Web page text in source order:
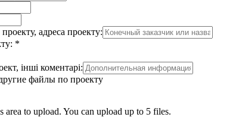
адреса проекту:
*
інші коментарі:
файлы по проекту
area to upload. You can upload up to 5 files.